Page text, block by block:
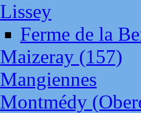
Lissey
Ferme de la
Maizeray (157)
Mangiennes
Montmédy